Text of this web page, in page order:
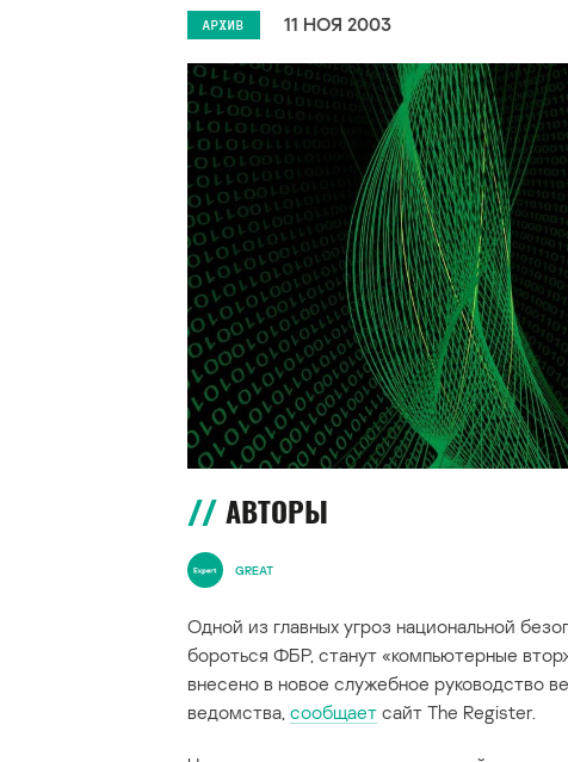
АРХИВ 11 НОЯ 2003
АВТОРЫ
GREAT
Одной из главных угроз национальной
бороться ФБР, станут «компьютерные
внесено в новое служебное руководство
ведомства, сообщает сайт The Register.